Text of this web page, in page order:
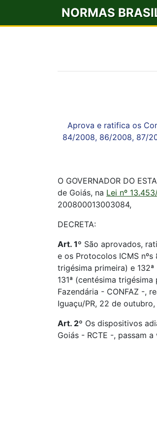
NORMAS
Aprova e ratifica os
84/2008, 86/2008, 87/
O GOVERNADOR DO
de Goiás, na Lei nº
200800013003084,
DECRETA:
Art. 1º São aprovados,
e os Protocolos ICMS
trigésima primeira) e
131ª (centésima
Fazendária - CONFAZ -,
Iguaçu/PR, 22 de
Art. 2º Os dispositivos
Goiás - RCTE -, passam